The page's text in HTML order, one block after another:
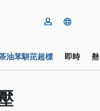
油苯駢芘超標 即時